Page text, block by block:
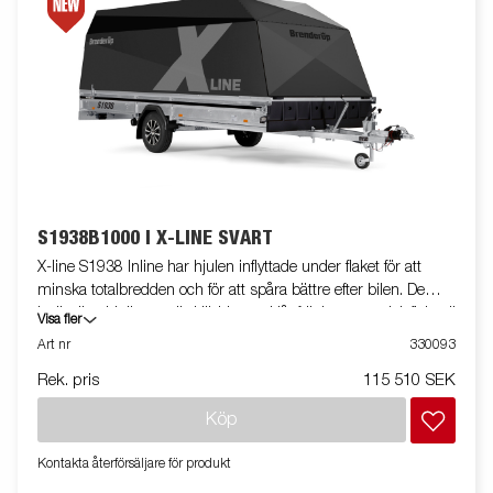
S1938B1000 I X-LINE SVART
X-line S1938 Inline har hjulen inflyttade under flaket för att
minska totalbredden och för att spåra bättre efter bilen. De
invändiga hjulhusen är klädda med lågfriktionsmaterial, flaket är
utrustat med extra bindöglor för smidig säkring av lasten.
bindöglor, frontskydd, stenskottsfilm, skruvtipp med
utvändig belysning, backljus samt sport edition Gen.2
designpaket. Släpvagnen på bilden kan vara extrautrustad
Visa fler
Art nr
330093
Rek. pris 115 510 SEK
Köp
Kontakta återförsäljare för produkt